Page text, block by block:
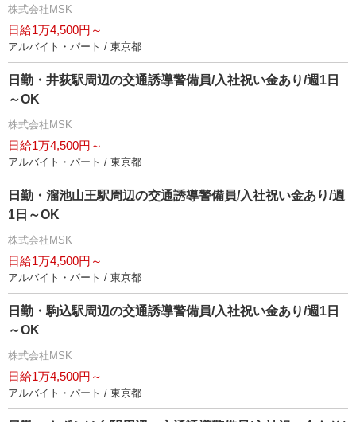
株式会社MSK
日給1万4,500円～
アルバイト・パート / 東京都
日勤・井荻駅周辺の交通誘導警備員/入社祝い金あり/週1日
～OK
株式会社MSK
日給1万4,500円～
アルバイト・パート / 東京都
日勤・溜池山王駅周辺の交通誘導警備員/入社祝い金あり/週
1日～OK
株式会社MSK
日給1万4,500円～
アルバイト・パート / 東京都
日勤・駒込駅周辺の交通誘導警備員/入社祝い金あり/週1日
～OK
株式会社MSK
日給1万4,500円～
アルバイト・パート / 東京都